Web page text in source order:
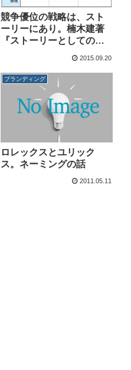
競争優位の戦略は、スト
ーリーにあり。楠木建著
『ストーリーとしての競
2015.09.20
ブランディング
ロレックスとユリック
ス。ネーミングの話
2011.05.11